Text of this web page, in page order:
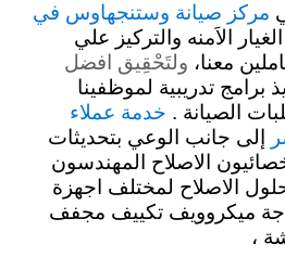
مركز صيانة وستنجهاوس في
الاَمنه والتركيز علي
معنا، ولتَحْقِيق افضل
برامج تدريبية لموظفينا
الصيانة . خدمة عملاء
إلى جانب الوعي بتحديثات
الاصلاح المهندسون
الاصلاح لمختلف اجهزة
ميكروويف تكييف مجفف
،